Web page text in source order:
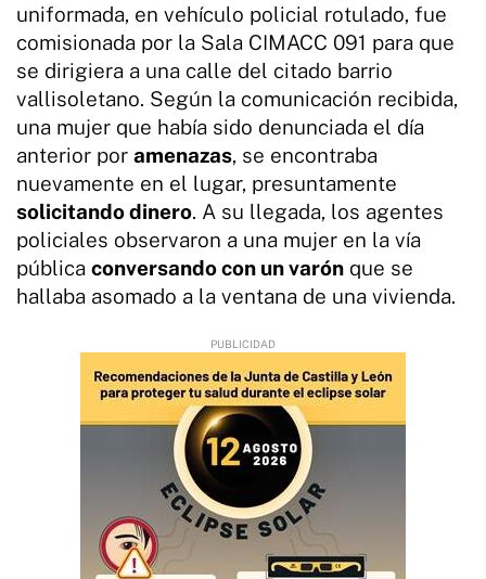
uniformada, en vehículo policial rotulado, fue
comisionada por la Sala CIMACC 091 para que
se dirigiera a una calle del citado barrio
vallisoletano. Según la comunicación recibida,
una mujer que había sido denunciada el día
anterior por amenazas, se encontraba
nuevamente en el lugar, presuntamente
solicitando dinero. A su llegada, los agentes
policiales observaron a una mujer en la vía
pública conversando con un varón que se
hallaba asomado a la ventana de una vivienda.